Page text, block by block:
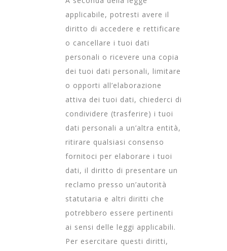
applicabile, potresti avere il
diritto di accedere e rettificare
o cancellare i tuoi dati
personali o ricevere una copia
dei tuoi dati personali, limitare
o opporti all’elaborazione
attiva dei tuoi dati, chiederci di
condividere (trasferire) i tuoi
dati personali a un’altra entità,
ritirare qualsiasi consenso
fornitoci per elaborare i tuoi
dati, il diritto di presentare un
reclamo presso un’autorità
statutaria e altri diritti che
potrebbero essere pertinenti
ai sensi delle leggi applicabili.
Per esercitare questi diritti,